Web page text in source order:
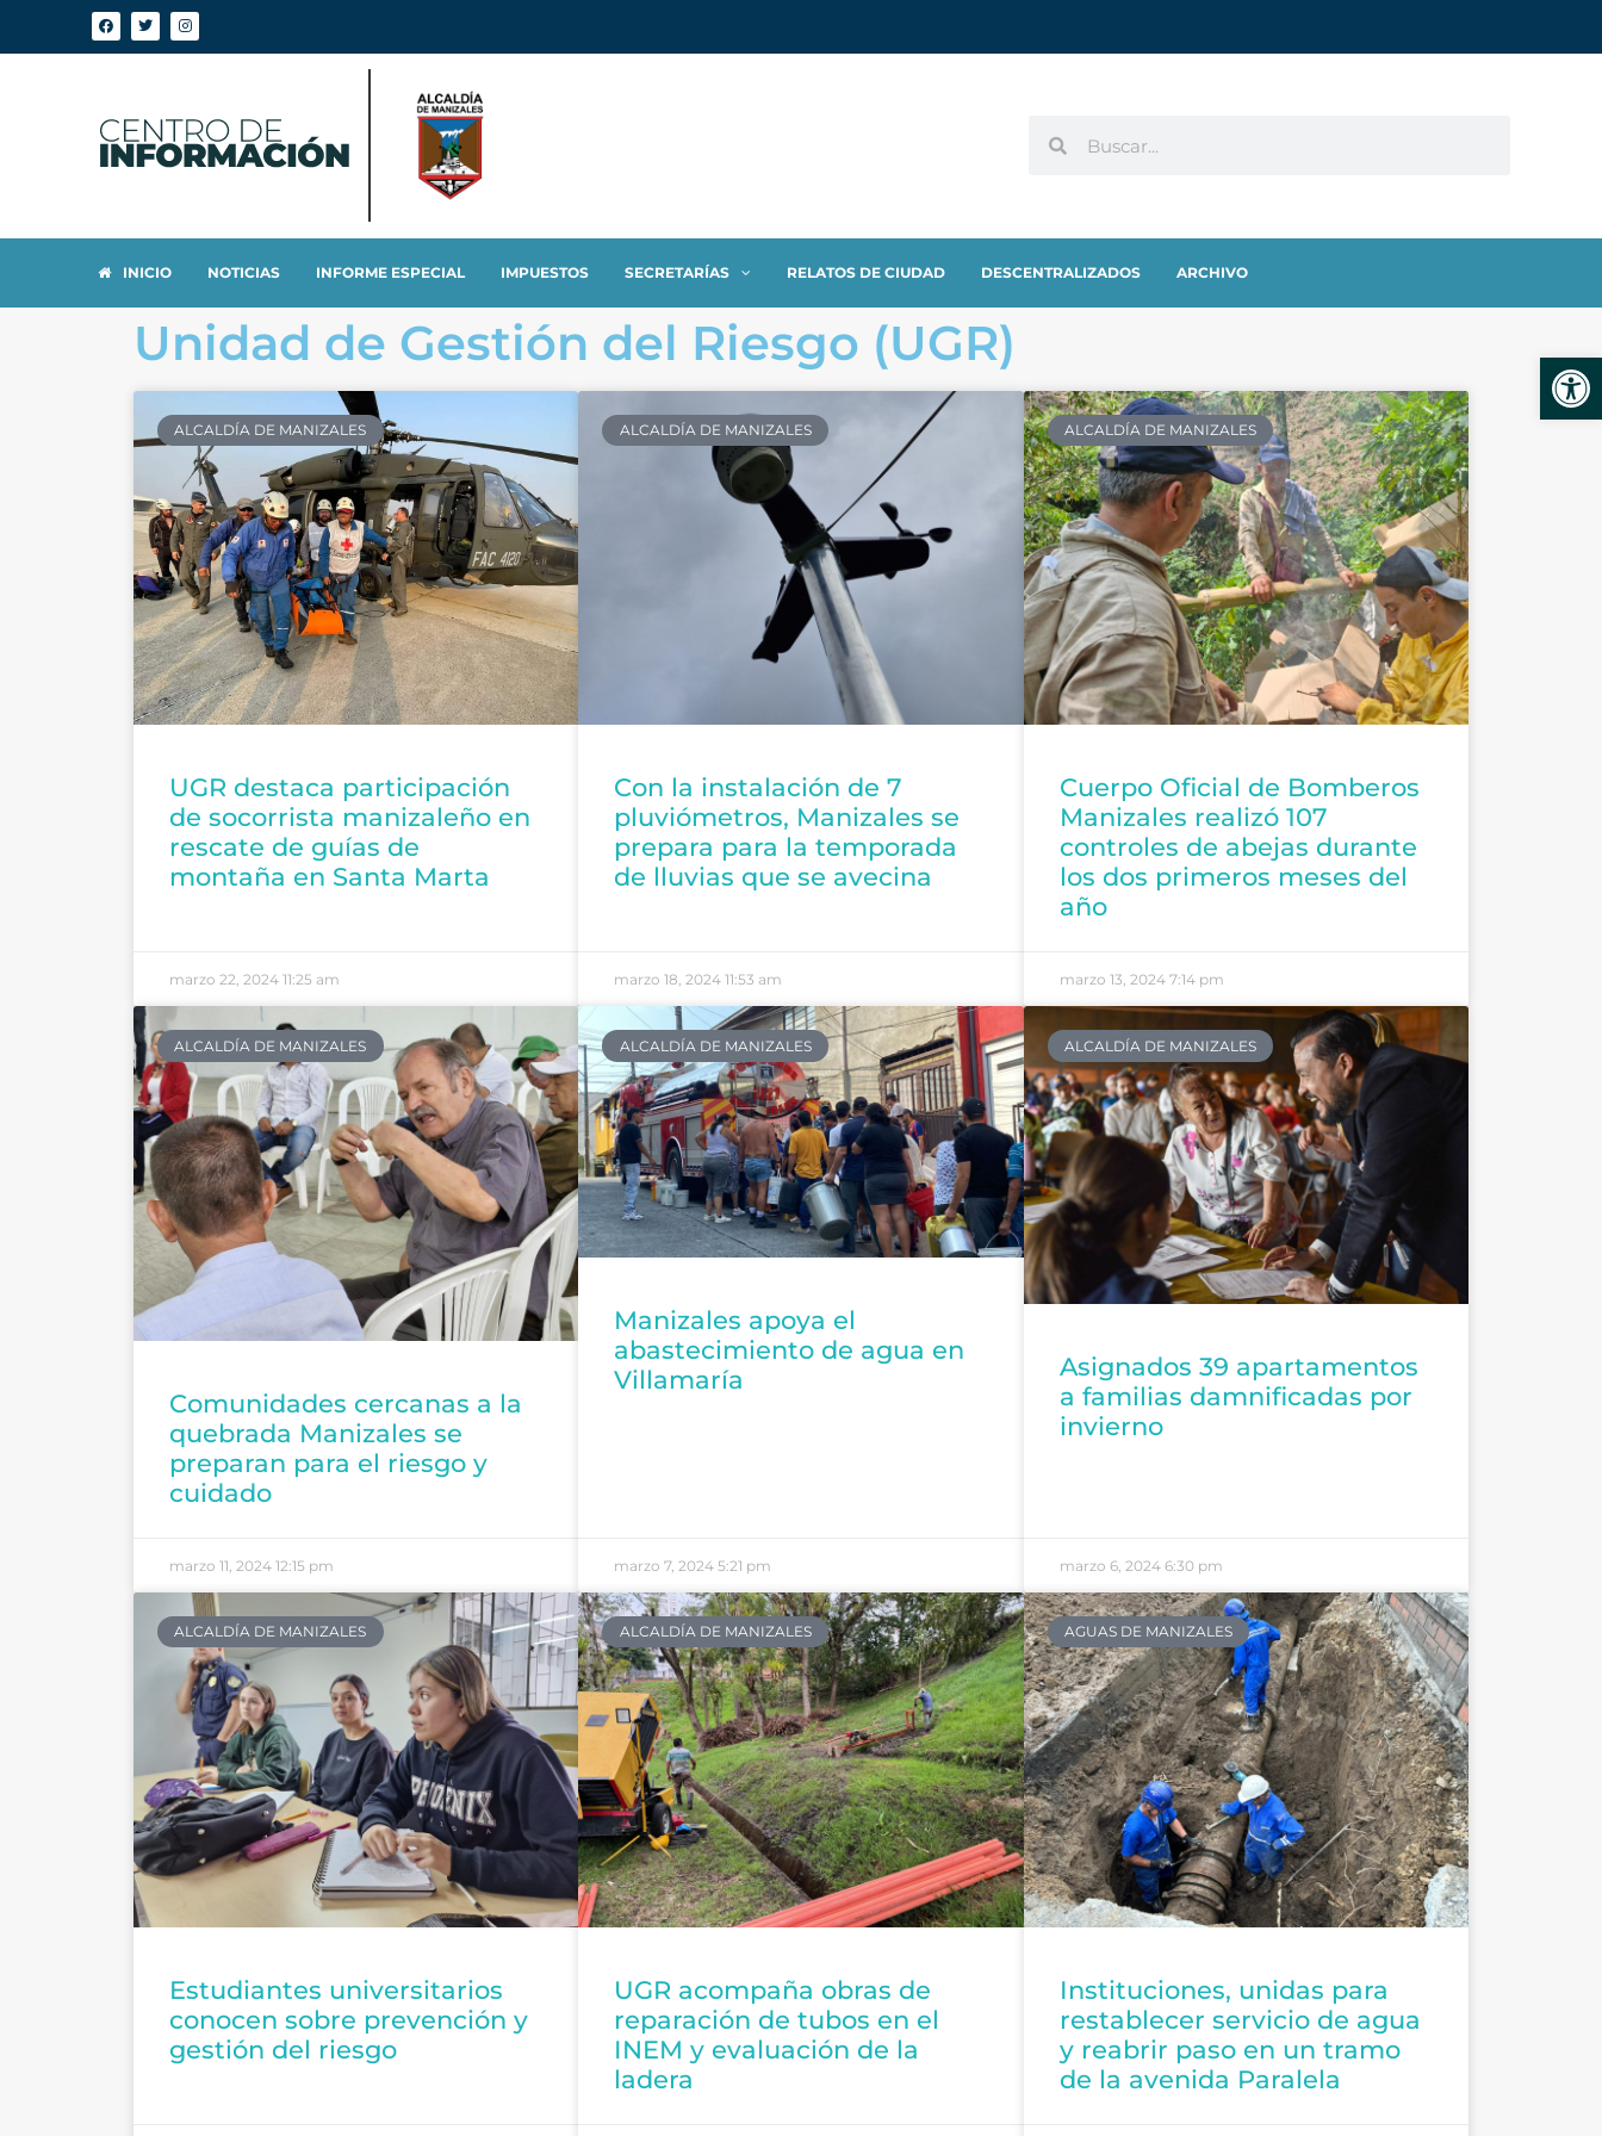
INICIO NOTICIAS INFORME ESPECIAL IMPUESTOS SECRETARÍAS RELATOS DE CIUDAD DESCENTRALIZADOS ARCHIVO
Unidad de Gestión del Riesgo (UGR)
ALCALDÍA DE MANIZALES
UGR destaca participación
de socorrista manizaleño en
rescate de guías de
montaña en Santa Marta
marzo 22, 2024 11:25 am
ALCALDÍA DE MANIZALES
Con la instalación de 7
pluviómetros, Manizales se
prepara para la temporada
de lluvias que se avecina
marzo 18, 202411:53 am
ALCALDÍA DE MANIZALES
Cuerpo Oficial de Bomberos
Manizales realizó 107
controles de abejas durante
los dos primeros meses del
año
marzo 13, 2024 7:14 pm
ALCALDÍA DE MANIZALES
Comunidades cercanas a la
quebrada Manizales se
preparan para el riesgo y
cuidado
marzo 11, 2024 12:15 pm
ALCALDÍA DE MANIZALES
Manizales apoya el
abastecimiento de agua en
Villamaría
marzo 7, 20245:21 pm
ALCALDÍA DE MANIZALES
Asignados 39 apartamentos
a familias damnificadas por
invierno
marzo 6, 2024 6:30 pm
ALCALDÍA DE MANIZALES
Estudiantes universitarios
conocen sobre prevención y
gestión del riesgo
ALCALDÍA DE MANIZALES
UGR acompaña obras de
reparación de tubos en el
INEM y evaluación de la
ladera
AGUAS DE MANIZALES
Instituciones, unidas para
restablecer servicio de agua
y reabrir paso en un tramo
de la avenida Paralela